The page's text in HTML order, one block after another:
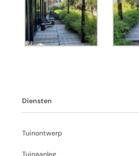
Diensten
Tuinontwerp
Tuinaanleg